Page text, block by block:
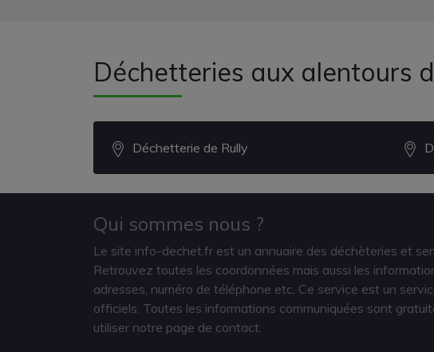
Déchetteries aux alentours
Déchetterie de Rully
Qui sommes nous ?
Le site info-dechet.fr est un annuaire des déchèteries et
Retrouvez toutes les coordonnées mais aussi les
adresses, numéro de téléphone etc. Ce service est un
officiels. Toutes les informations communiquées sont
utiliser notre page de contact.